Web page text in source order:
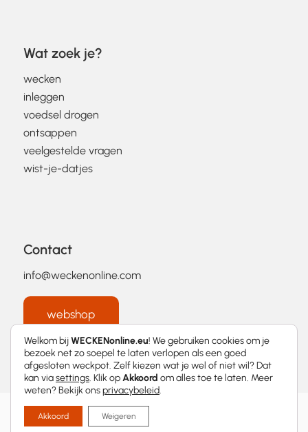
Wat zoek je?
wecken
inleggen
voedsel drogen
ontsappen
veelgestelde vragen
wist-je-datjes
Contact
info@weckenonline.com
webshop
2026 © WECKENonline.eu │
Welkom bijWECKENonline.eu! We gebruiken cookies om je
bezoek net zo soepel te laten verlopen als een goed
afgesloten weckpot. Zelf kiezen wat je wel of niet wil? Dat
kan viasettings. Klik opAkkoord om alles toe te laten. Meer
weten? Bekijk onsprivacybeleid.
Akkoord Weigeren